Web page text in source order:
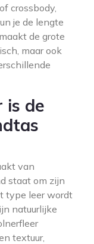
crossbody,
je de lengte
de grote
maar ook
is de
van
staat om zijn
type leer wordt
natuurlijke
textuur,